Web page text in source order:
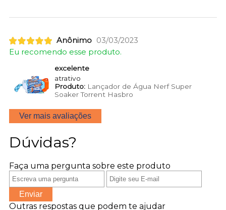
Anônimo 03/03/2023
Eu recomendo esse produto.
excelente
atrativo
Produto:Lançador de Água Nerf Super
Soaker Torrent Hasbro
Ver mais avaliações
Dúvidas?
Faça uma pergunta sobre este produto
Enviar
Outras respostas que podem te ajudar